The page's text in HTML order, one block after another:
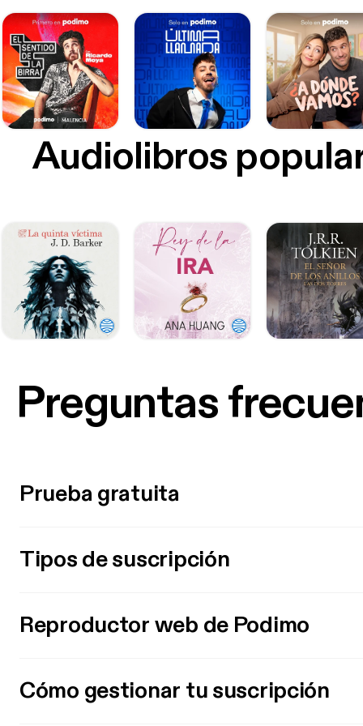
Audiolibros
Preguntas
Prueba gratuita
Tipos de suscripción
Reproductor web de Podimo
Cómo gestionar tu suscripción